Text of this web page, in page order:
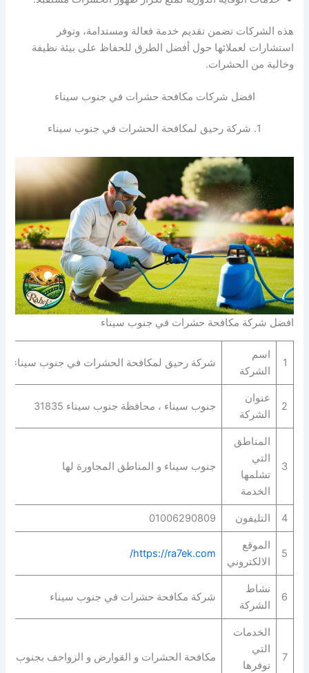
هذه الشركات تضمن تقديم خدمة فعالة ومستدامة، وتوفر
استشارات لعملائها حول أفضل الطرق للحفاظ على بيئة نظيفة
وخالية من الحشرات.
افضل شركات مكافحة حشرات في جنوب سيناء
1. شركة رحيق لمكافحة الحشرات في جنوب سيناء
افضل شركة مكافحة حشرات في جنوب سيناء
1
اسم
الشركة
شركة رحيق لمكافحة الحشرات في جنوب سيناء
2
عنوان
الشركة
جنوب سيناء ، محافظة جنوب سيناء 31835
3
المناطق
التي
تشلمها
الخدمة
جنوب سيناء و المناطق المجاورة لها
4 التليفون 01006290809
5
الموقع
الالكتروني
https://ra7ek.com/
6
نشاط
الشركة
شركة مكافحة حشرات في جنوب سيناء
7
الخدمات
التي
توفرها
مكافحة الحشرات و القوارض و الزواحف بجنوب